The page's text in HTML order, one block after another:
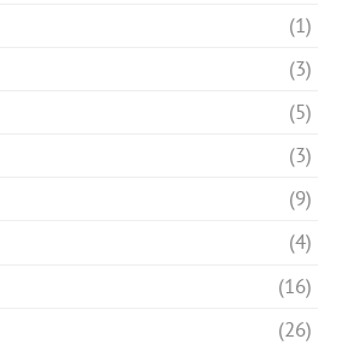
(1)
(3)
(5)
(3)
(9)
(4)
(16)
(26)